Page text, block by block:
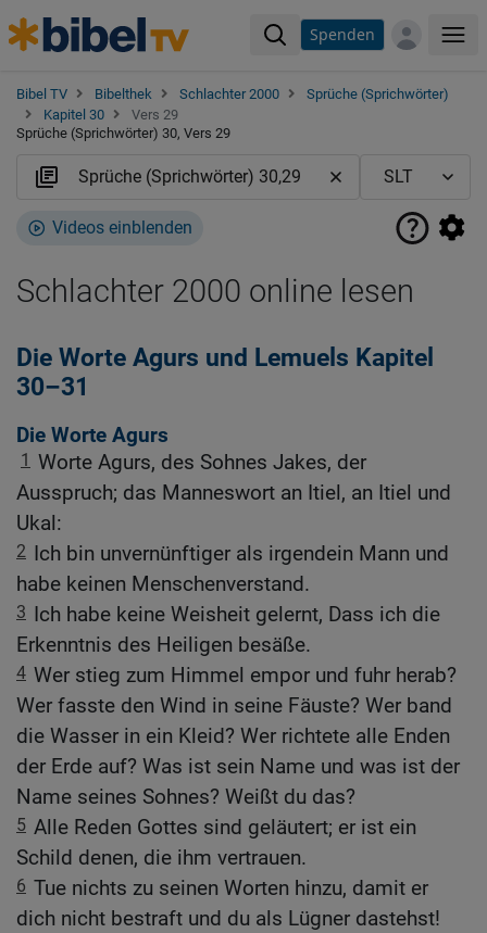
Spenden
Bibel TV Bibelthek Schlachter 2000
Sprüche (Sprichwörter)
Kapitel 30
Vers 29
Sprüche (Sprichwörter) 30, Vers 29
Videos einblenden
Schlachter 2000 online lesen
Die Worte Agurs und Lemuels Kapitel
30–31
Die Worte Agurs
1 Worte Agurs, des Sohnes Jakes, der
Ausspruch; das Manneswort an Itiel, an Itiel und
Ukal:
2 Ich bin unvernünftiger als irgendein Mann und
habe keinen Menschenverstand.
3 Ich habe keine Weisheit gelernt, Dass ich die
Erkenntnis des Heiligen besäße.
4 Wer stieg zum Himmel empor und fuhr herab?
Wer fasste den Wind in seine Fäuste? Wer band
die Wasser in ein Kleid? Wer richtete alle Enden
der Erde auf? Was ist sein Name und was ist der
Name seines Sohnes? Weißt du das?
5 Alle Reden Gottes sind geläutert; er ist ein
Schild denen, die ihm vertrauen.
6 Tue nichts zu seinen Worten hinzu, damit er
dich nicht bestraft und du als Lügner dastehst!